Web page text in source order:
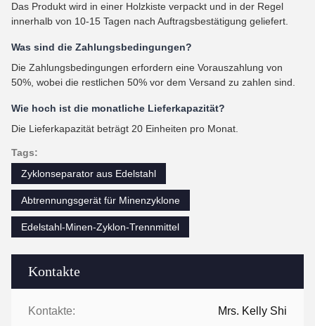
Kontakte
Kontakte: Mrs. Kelly Shi
Das Produkt wird in einer Holzkiste verpackt und in der Regel
innerhalb von 10-15 Tagen nach Auftragsbestätigung geliefert.
Was sind die Zahlungsbedingungen?
Die Zahlungsbedingungen erfordern eine Vorauszahlung von
50%, wobei die restlichen 50% vor dem Versand zu zahlen sind.
Wie hoch ist die monatliche Lieferkapazität?
Die Lieferkapazität beträgt 20 Einheiten pro Monat.
Tags:
Zyklonseparator aus Edelstahl
Abtrennungsgerät für Minenzyklone
Edelstahl-Minen-Zyklon-Trennmittel